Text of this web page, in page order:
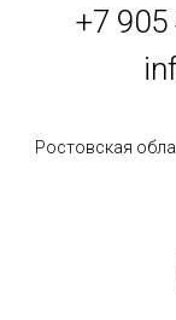
+7 905
Ростовская